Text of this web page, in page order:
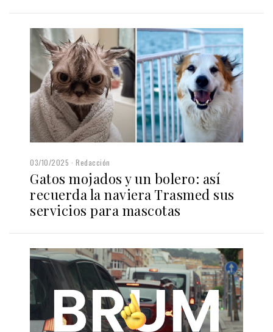
03/10/2025 Redacción
Gatos mojados y un bolero: así
recuerda la naviera Trasmed sus
servicios para mascotas